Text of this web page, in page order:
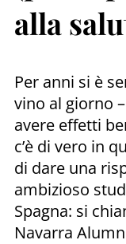
alla
Per anni si è
vino al giorno
avere effetti
c’è di vero in
di dare una
ambizioso
Spagna: si
Navarra